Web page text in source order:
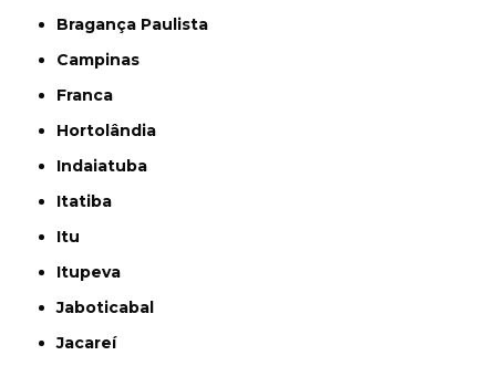
Bragança Paulista
Campinas
Franca
Hortolândia
Indaiatuba
Itatiba
Itu
Itupeva
Jaboticabal
Jacareí